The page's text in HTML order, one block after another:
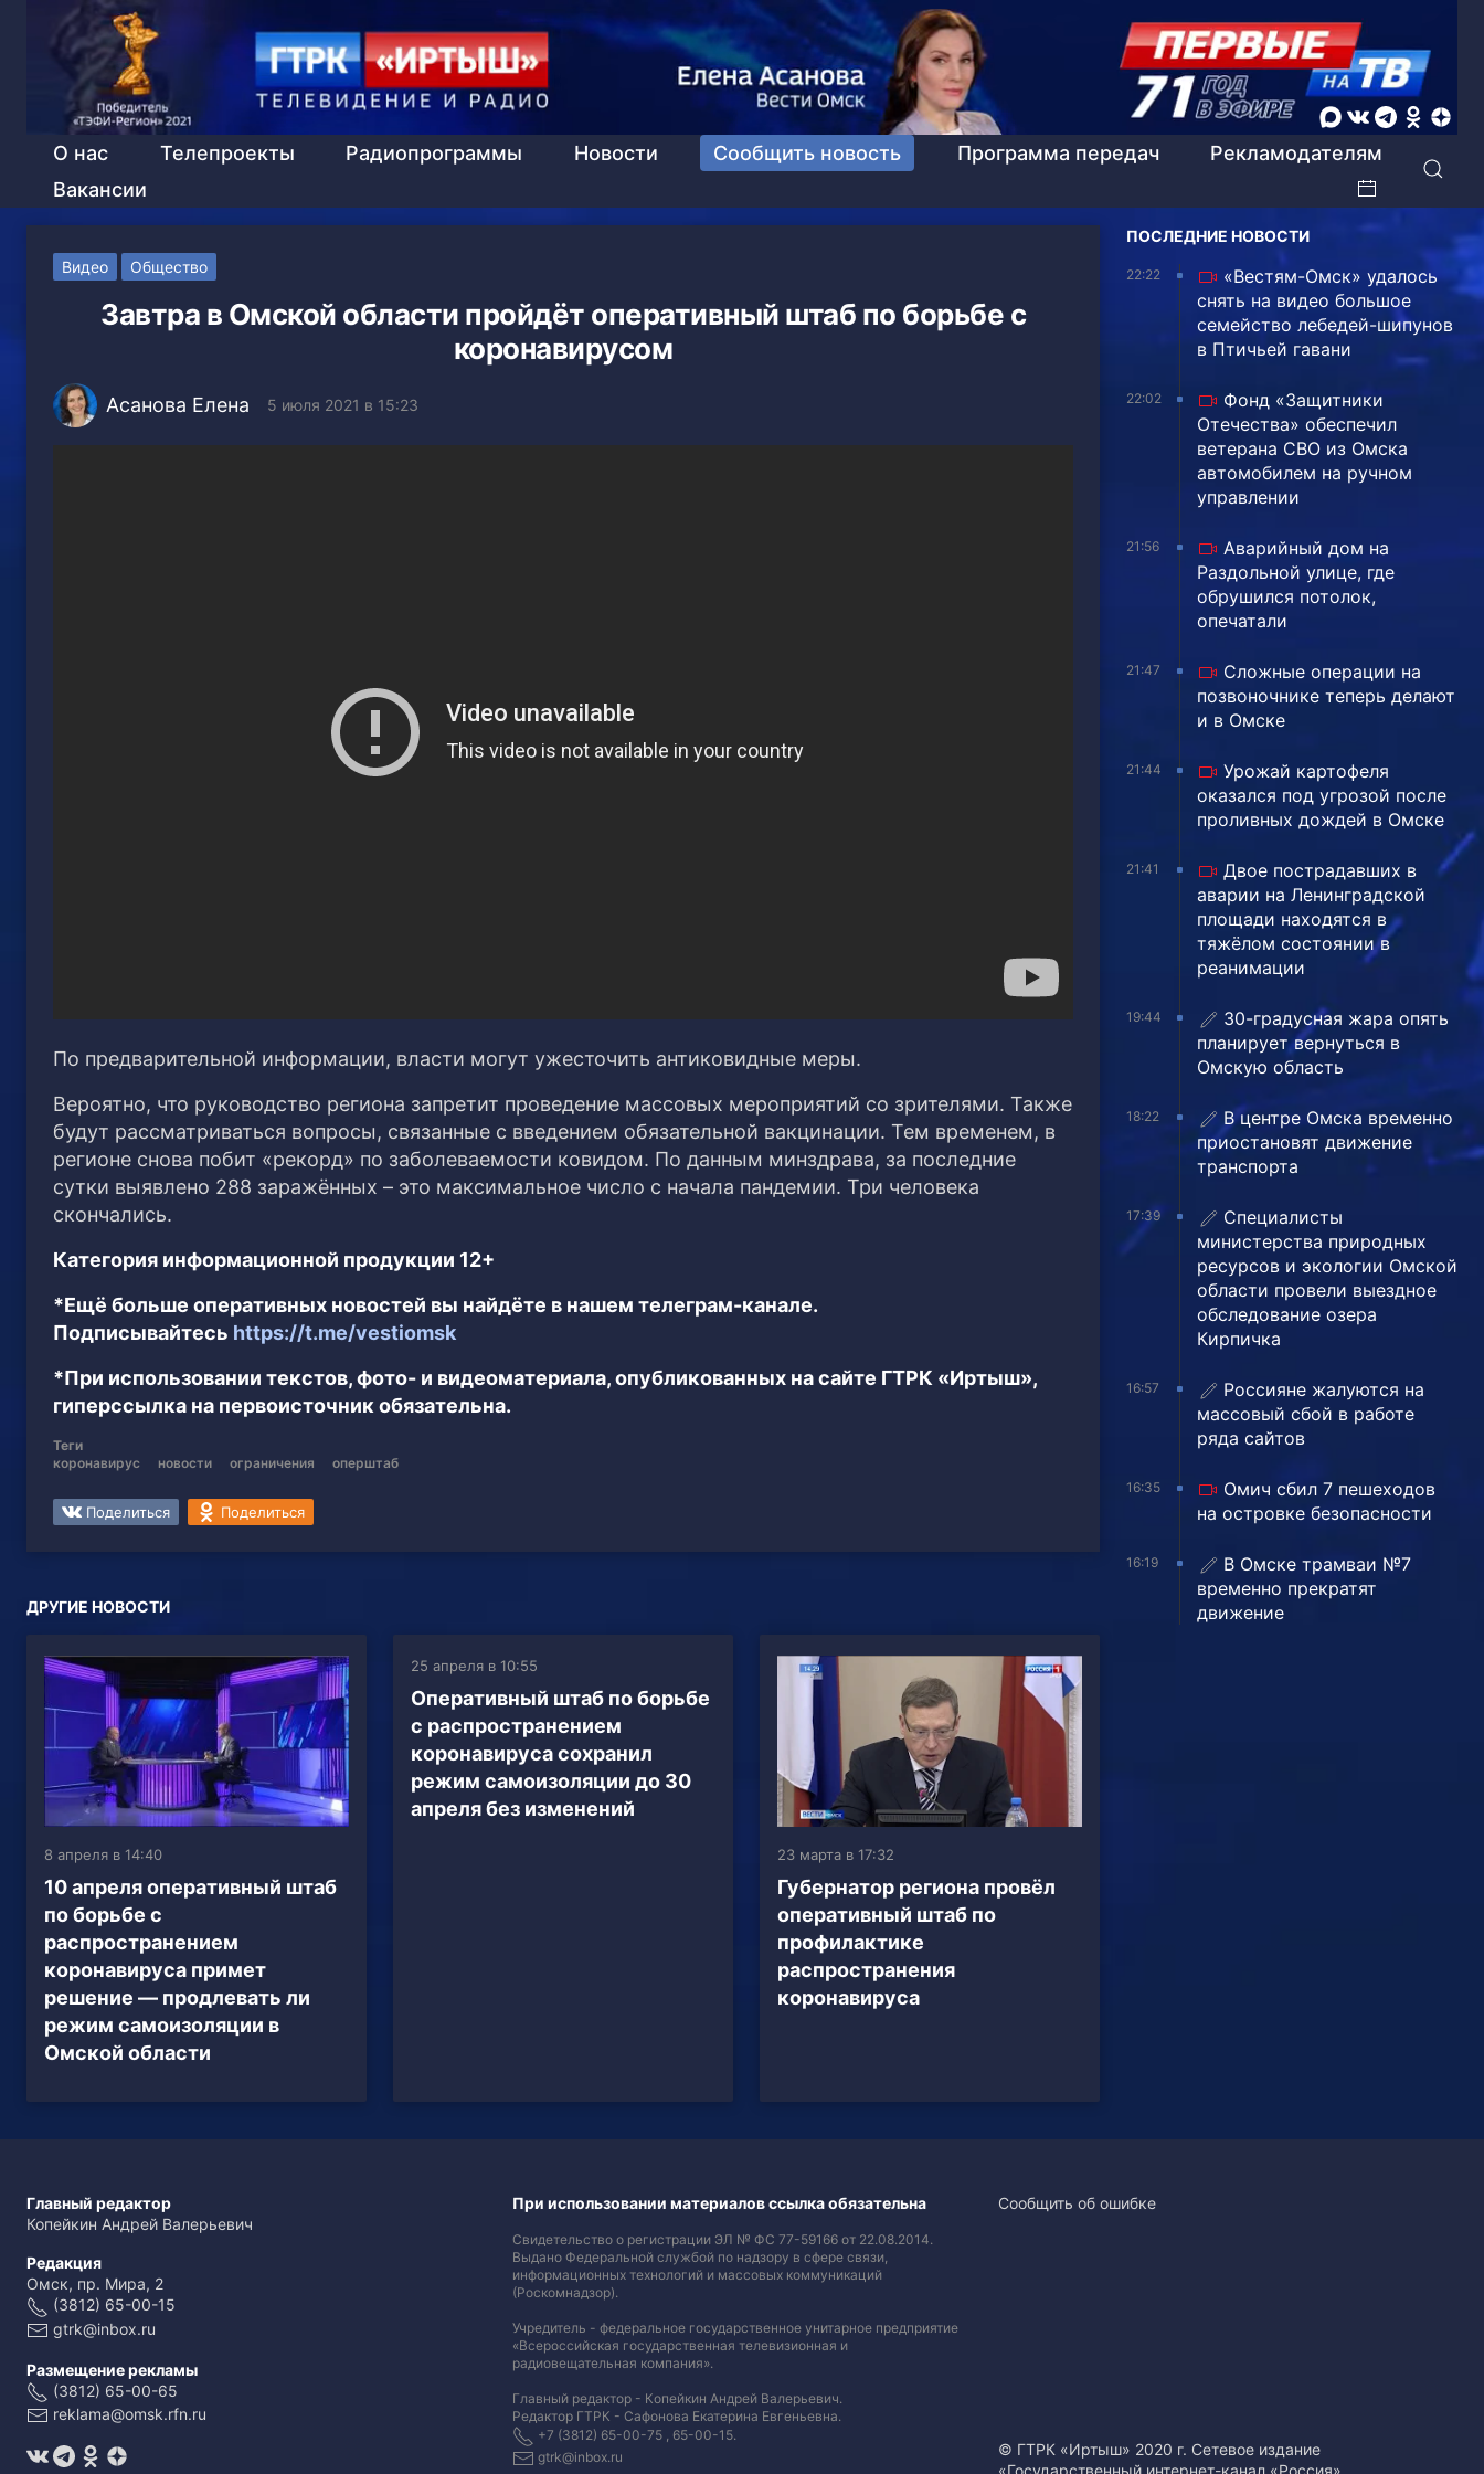
О нас Телепроекты Радиопрограммы Новости Сообщить новость Программа передач
Рекламодателям
Вакансии
Видео Общество
Завтра в Омской области пройдёт оперативный штаб по борьбе с
коронавирусом
Асанова Елена 5 июля 2021 в 15:23
По предварительной информации, власти могут ужесточить антиковидные меры.
Вероятно, что руководство региона запретит проведение массовых мероприятий со зрителями. Также
будут рассматриваться вопросы, связанные с введением обязательной вакцинации. Тем временем, в
регионе снова побит «рекорд» по заболеваемости ковидом. По данным минздрава, за последние
сутки выявлено 288 заражённых – это максимальное число с начала пандемии. Три человека
скончались.
Категория информационной продукции 12+
*Ещё больше оперативных новостей вы найдёте в нашем телеграм-канале.
Подписывайтесь https://t.me/vestiomsk
*При использовании текстов, фото- и видеоматериала, опубликованных на сайте ГТРК «Иртыш»,
гиперссылка на первоисточник обязательна.
Теги
коронавирус
новости ограничения оперштаб
Поделиться Поделиться
ДРУГИЕ НОВОСТИ
8 апреля в 14:40
10 апреля оперативный штаб
по борьбе с
распространением
коронавируса примет
решение — продлевать ли
режим самоизоляции в
Омской области
25 апреля в 10:55
Оперативный штаб по борьбе
с распространением
коронавируса сохранил
режим самоизоляции до 30
апреля без изменений
23 марта в 17:32
Губернатор региона провёл
оперативный штаб по
профилактике
распространения
коронавируса
ПОСЛЕДНИЕ НОВОСТИ
22:22
«Вестям-Омск» удалось
снять на видео большое
семейство лебедей-шипунов
в Птичьей гавани
22:02
Фонд «Защитники
Отечества» обеспечил
ветерана СВО из Омска
автомобилем на ручном
управлении
21:56
Аварийный дом на
Раздольной улице, где
обрушился потолок,
опечатали
21:47
Сложные операции на
позвоночнике теперь делают
и в Омске
21:44
Урожай картофеля
оказался под угрозой после
проливных дождей в Омске
21:41
Двое пострадавших в
аварии на Ленинградской
площади находятся в
тяжёлом состоянии в
реанимации
19:44
30-градусная жара опять
планирует вернуться в
Омскую область
18:22
В центре Омска временно
приостановят движение
транспорта
17:39
Специалисты
министерства природных
ресурсов и экологии Омской
области провели выездное
обследование озера
Кирпичка
16:57
Россияне жалуются на
массовый сбой в работе
ряда сайтов
16:35
Омич сбил 7 пешеходов
на островке безопасности
16:19
В Омске трамваи №7
временно прекратят
движение
Главный редактор
Копейкин Андрей Валерьевич
Редакция
Омск, пр. Мира, 2
(3812) 65-00-15
gtrk@inbox.ru
Размещение рекламы
(3812) 65-00-65
reklama@omsk.rfn.ru
При использовании материалов ссылка обязательна
Свидетельство о регистрации ЭЛ № ФС 77-59166 от 22.08.2014.
Выдано Федеральной службой по надзору в сфере связи,
информационных технологий и массовых коммуникаций
(Роскомнадзор).
Учредитель - федеральное государственное унитарное предприятие
«Всероссийская государственная телевизионная и
радиовещательная компания».
Главный редактор - Копейкин Андрей Валерьевич.
Редактор ГТРК - Сафонова Екатерина Евгеньевна.
+7 (3812) 65-00-75 , 65-00-15.
gtrk@inbox.ru
Сообщить об ошибке
© ГТРК «Иртыш» 2020 г. Сетевое издание